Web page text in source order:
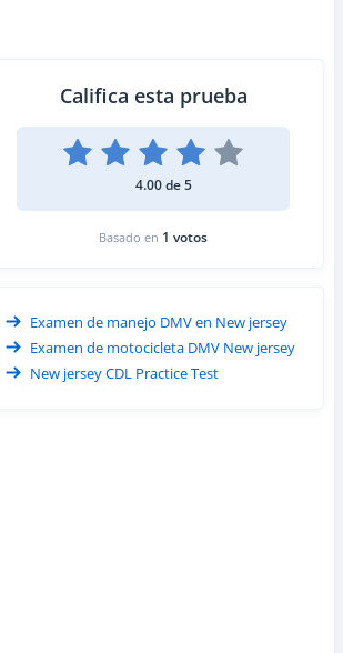
Califica esta prueba
4.00 de 5
Basado en 1 votos
Examen de manejo DMV en New jersey
Examen de motocicleta DMV New jersey
New jersey CDL Practice Test